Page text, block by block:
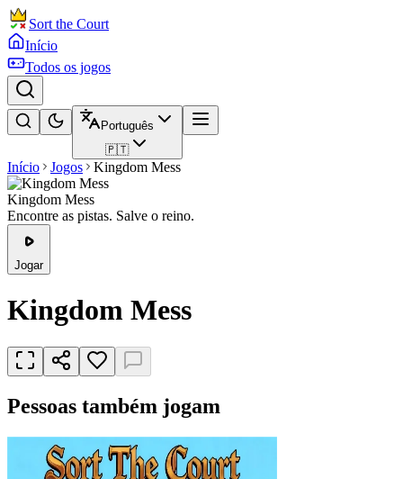
Sort the Court
Início
Todos os jogos
Português
🇵🇹
Início Jogos Kingdom Mess
Kingdom Mess
Encontre as pistas. Salve o reino.
Jogar
Kingdom Mess
Pessoas também jogam